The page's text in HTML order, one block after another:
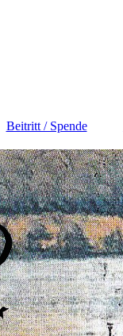
Beitritt / Spende